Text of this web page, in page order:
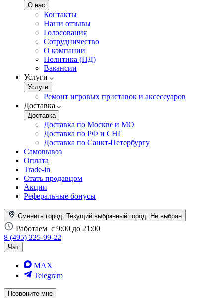
О нас
Контакты
Наши отзывы
Голосования
Сотрудничество
О компании
Политика (ПД)
Вакансии
Услуги
Услуги
Ремонт игровых приставок и аксессуаров
Доставка
Доставка
Доставка по Москве и МО
Доставка по РФ и СНГ
Доставка по Санкт-Петербургу
Самовывоз
Оплата
Trade-in
Стать продавцом
Акции
Реферальные бонусы
Сменить город. Текущий выбранный город: Не выбран
Работаем с 9:00 до 21:00
8 (495) 225-99-22
Чат
MAX
Telegram
Позвоните мне